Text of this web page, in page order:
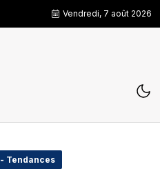
Vendredi, 7 août 2026
- Tendances